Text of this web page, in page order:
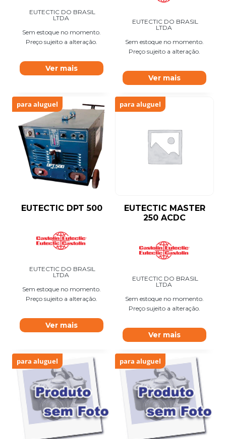
EUTECTIC DO BRASIL
LTDA
Sem estoque no momento.
Preço sujeito a alteração.
Ver mais
EUTECTIC DO BRASIL
LTDA
Sem estoque no momento.
Preço sujeito a alteração.
Ver mais
para aluguel
EUTECTIC DPT 500
EUTECTIC DO BRASIL
LTDA
Sem estoque no momento.
Preço sujeito a alteração.
Ver mais
para aluguel
EUTECTIC MASTER
250 ACDC
EUTECTIC DO BRASIL
LTDA
Sem estoque no momento.
Preço sujeito a alteração.
Ver mais
para aluguel para aluguel